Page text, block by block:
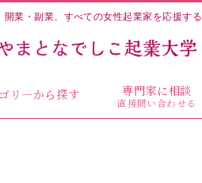
開業・副業、すべての女性起業家を応援する
リ―から探す 専門家に相談
直接問い合わせる